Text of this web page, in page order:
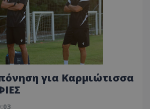
για Καρμιώτισσα